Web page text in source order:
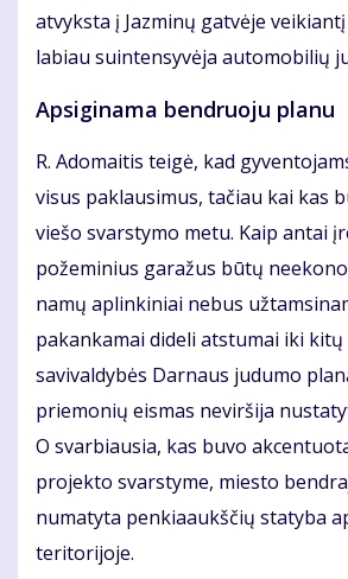
atvyksta į Jazminų gatvėje
labiau suintensyvėja automobilių
Apsiginama bendruoju planu
R. Adomaitis teigė, kad
visus paklausimus, tačiau kai kas
viešo svarstymo metu. Kaip antai
požeminius garažus būtų
namų aplinkiniai nebus
pakankamai dideli atstumai iki
savivaldybės Darnaus judumo
priemonių eismas neviršija
O svarbiausia, kas buvo
projekto svarstyme, miesto
numatyta penkiaaukščių statyba
teritorijoje.